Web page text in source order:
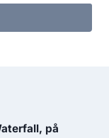
på